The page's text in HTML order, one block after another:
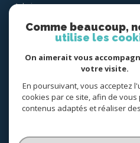
Admin
Nos honoraires
Cookies
© 2026 | Tous droits réservés
Comme beaucoup,
utilise les
On aimerait vous
votre visite.
En poursuivant, vous acceptez
cookies par ce site, afin de
contenus adaptés et réaliser